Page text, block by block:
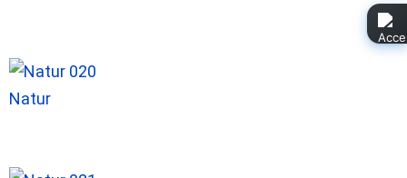
Natur